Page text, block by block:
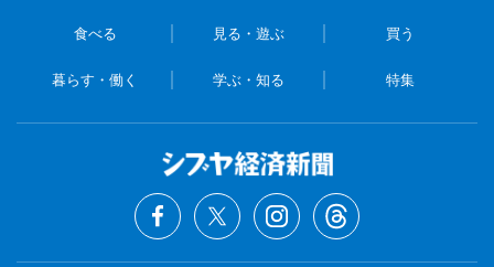
食べる 見る・遊ぶ 買う
暮らす・働く 学ぶ・知る 特集